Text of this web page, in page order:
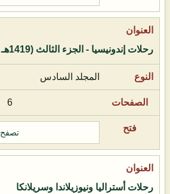
رحلات إندونيسيا - الجزء الثالث (1419هـ - 1989م)
المجلد السادس
6
تصفح
رحلات أستراليا ونيوزيلاندا وسريلانكا